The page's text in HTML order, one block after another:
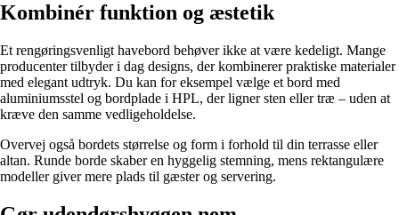
Kombinér funktion og æstetik
Et rengøringsvenligt havebord behøver ikke at være kedeligt. Mange
producenter tilbyder i dag designs, der kombinerer praktiske materialer
med elegant udtryk. Du kan for eksempel vælge et bord med
aluminiumsstel og bordplade i HPL, der ligner sten eller træ – uden at
kræve den samme vedligeholdelse.
Overvej også bordets størrelse og form i forhold til din terrasse eller
altan. Runde borde skaber en hyggelig stemning, mens rektangulære
modeller giver mere plads til gæster og servering.